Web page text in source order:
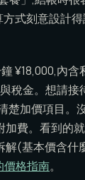
式刻意設計
¥18,000,內含
稅金。想請接
楚加價項目。
費。看到的
解(基本價含什
價格指南。